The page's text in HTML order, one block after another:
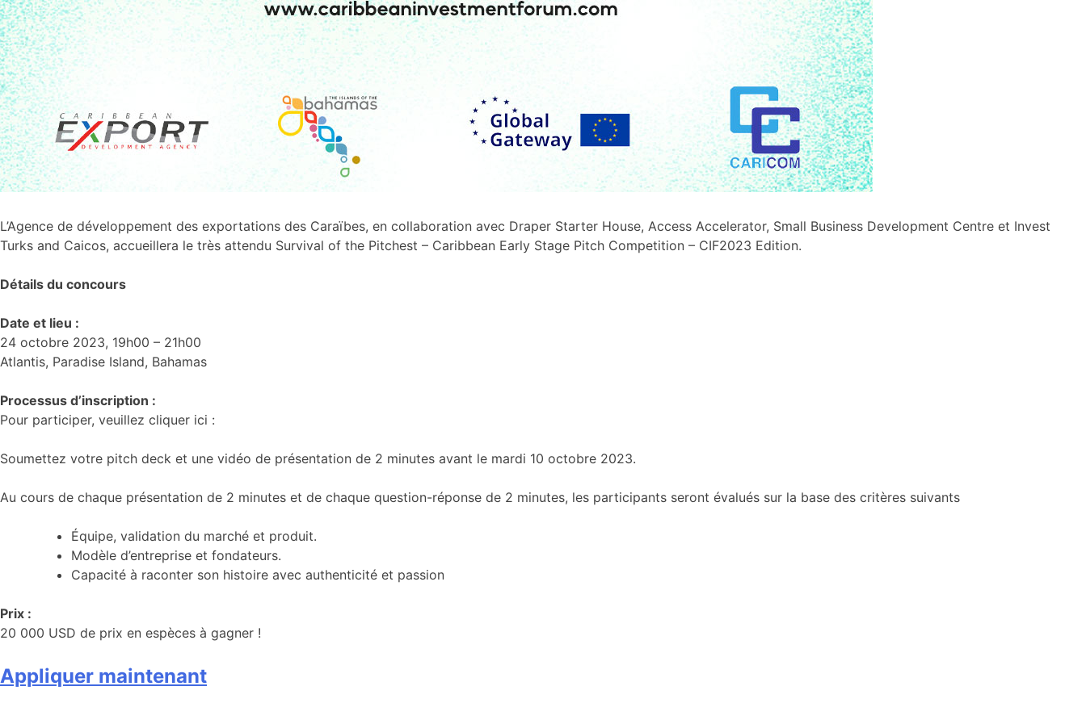
L’Agence de développement des exportations des Caraïbes, en collaboration avec Draper Starter House, Access Accelerator, Small Business Development Centre et Invest
Turks and Caicos, accueillera le très attendu Survival of the Pitchest – Caribbean Early Stage Pitch Competition – CIF2023 Edition.
Détails du concours
Date et lieu :
24 octobre 2023, 19h00 – 21h00
Atlantis, Paradise Island, Bahamas
Processus d’inscription :
Pour participer, veuillez cliquer ici :
Soumettez votre pitch deck et une vidéo de présentation de 2 minutes avant le mardi 10 octobre 2023.
Au cours de chaque présentation de 2 minutes et de chaque question-réponse de 2 minutes, les participants seront évalués sur la base des critères suivants
Équipe, validation du marché et produit.
Modèle d’entreprise et fondateurs.
Capacité à raconter son histoire avec authenticité et passion
Prix :
20 000 USD de prix en espèces à gagner !
Appliquer maintenant